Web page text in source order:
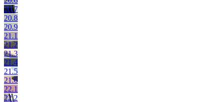
20.7
20.8
20.9
21.1
21.2
21.3
21.4
21.5
21.6
22.1
22.2